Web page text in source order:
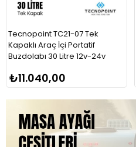
Tecnopoint TC21-07 Tek
Kapaklı Araç İçi Portatif
Buzdolabı 30 Litre 12v-24v
₺11.040,00